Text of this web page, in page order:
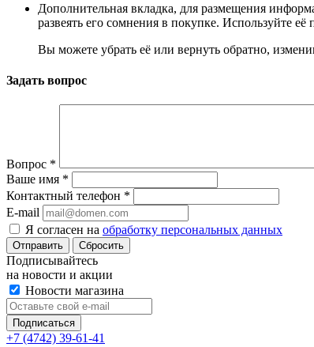
Дополнительная вкладка, для размещения
развеять его сомнения в покупке. Используйте
Вы можете убрать её или вернуть обратно,
Задать вопрос
Вопрос *
Ваше имя *
Контактный телефон *
E-mail
Я согласен на обработку персональных данных
Сбросить
Подписывайтесь
на новости и акции
Новости магазина
+7 (4742) 39-61-41